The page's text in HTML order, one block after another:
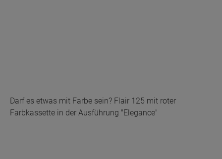
Darf es etwas mit Farbe sein? Flair 125 mit roter
Farbkassette in der Ausführung "Elegance"